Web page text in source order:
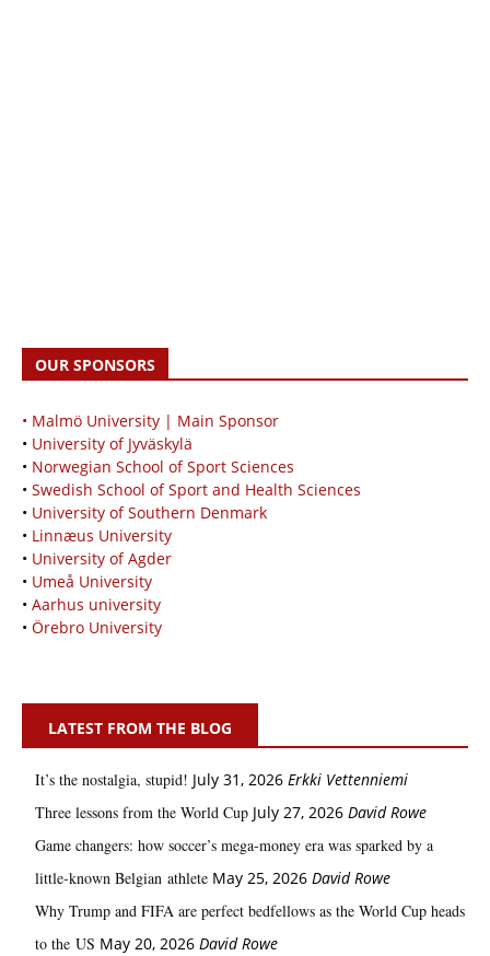
OUR SPONSORS
• Malmö University | Main Sponsor
• University of Jyväskylä
• Norwegian School of Sport Sciences
• Swedish School of Sport and Health Sciences
• University of Southern Denmark
• Linnæus University
• University of Agder
• Umeå University
• Aarhus university
• Örebro University
LATEST FROM THE BLOG
It’s the nostalgia, stupid! July 31, 2026 Erkki Vetten­­niemi
Three lessons from the World Cup July 27, 2026 David Rowe
Game changers: how soccer’s mega‑money era was sparked by a
little‑known Belgian athlete May 25, 2026 David Rowe
Why Trump and FIFA are perfect bedfellows as the World Cup heads
to the US May 20, 2026 David Rowe